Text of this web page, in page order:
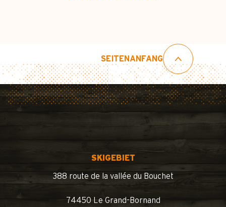
SEITENANFANG
SKIGEBIET
388 route de la vallée du Bouchet
74450 Le Grand-Bornand